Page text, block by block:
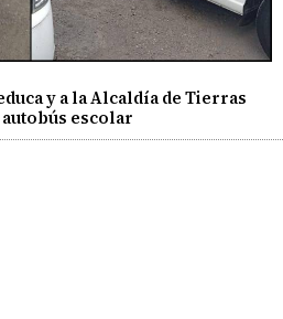
y a la Alcaldía de Tierras
escolar